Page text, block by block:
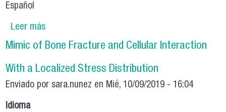
Español
Leer mássobre Folding & Creasing: Localization
Phenomena in Low Dimensional Systems
Mimic of Bone Fracture and Cellular Interaction
With a Localized Stress Distribution
Enviado porsara.nunez en Mié, 10/09/2019 - 16:04
Idioma